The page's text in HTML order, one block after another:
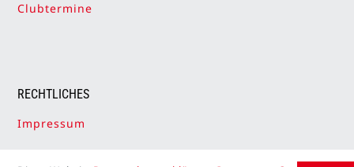
Clubtermine
RECHTLICHES
Impressum